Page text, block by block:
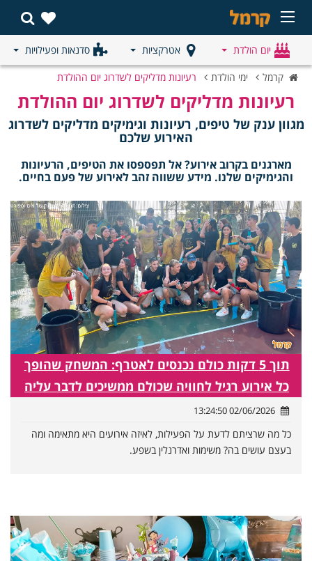
יום הולדת אטרקציות סדנאות ופעילויות
קרמל ימי הולדת רעיונות מדליקים לשדרוג יום ההולדת
רעיונות מדליקים לשדרוג יום ההולדת
מגוון ענק של טיפים, רעיונות וגימיקים מדליקים לשדרוג
האירוע שלכם
מארגנים בקרוב אירוע? אל תפספסו את הטיפים, הרעיונות
והגימיקים שלנו. מידע ששווה זהב לאירוע של פעם בחיים.
תוך 5 דקות כולם נכנסים לאטרף: המשחק שהופך
כל אירוע רגיל לחוויה שכולם ממשיכים לדבר עליה
02/06/2026 13:24:50
כל מה שרציתם לדעת על הפעילות, לאיזה אירועים היא מתאימה ומה
בעצם עושים בה? משימות ואדרנלין בשפע.